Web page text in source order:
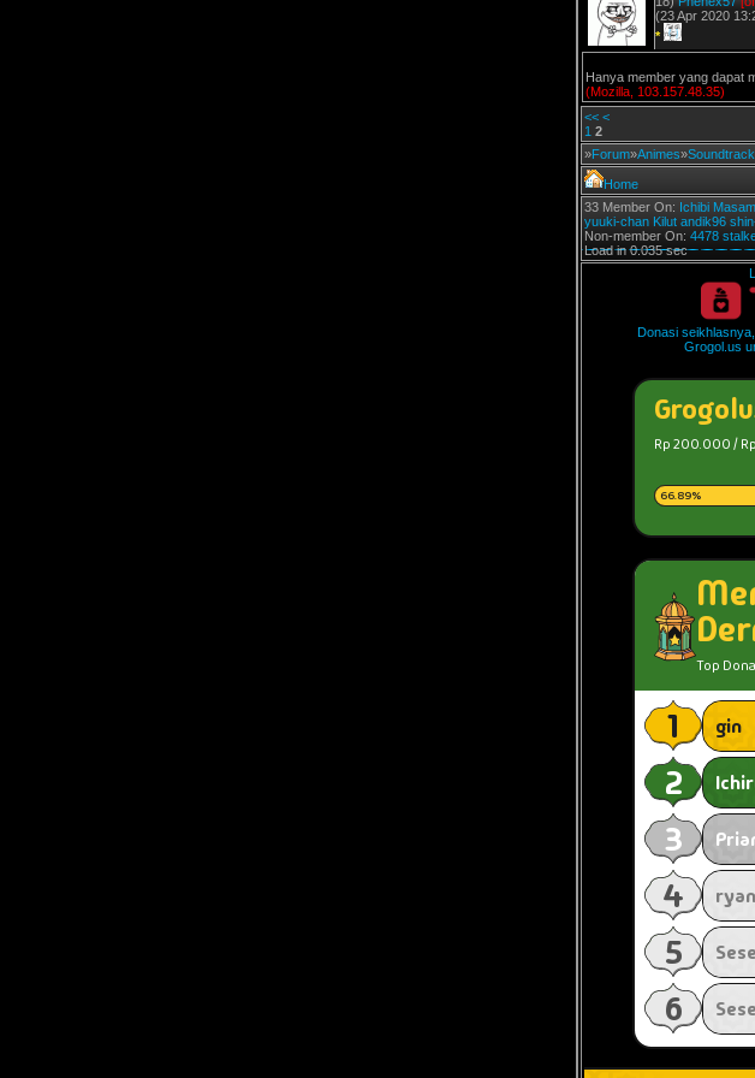
(23 Apr 2020
*
Hanya member yang dapat
(Mozilla, 103.157.48.35)
<< <
1 2
»Forum»Animes»
Home
33 Member On: Ichibi
yuuki-chan Kilut andik96
Non-member On: 4478
Load in 0.035 sec
Donasi
Grogol.us